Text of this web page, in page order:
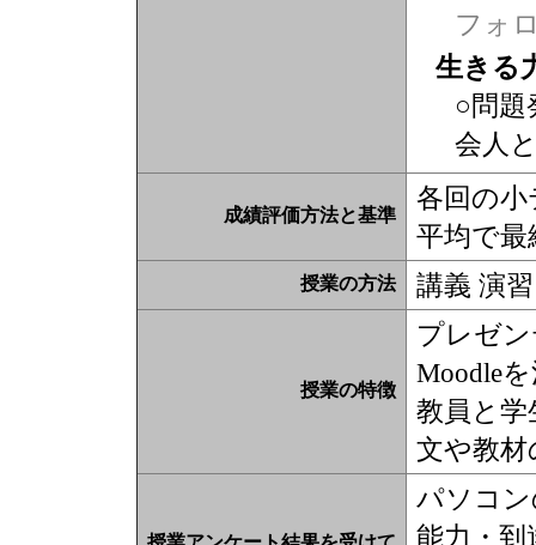
フォ
生きる
○問題
会人
成績評価方法と基準
各回の小
平均で最
授業の方法 講義 演習
授業の特徴
プレゼ
Moodle
教員と
文や教
パソコ
能力・到